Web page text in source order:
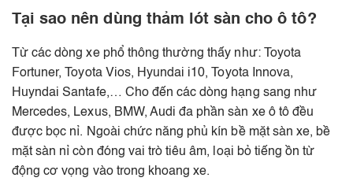
Tại sao nên dùng thảm lót sàn cho ô tô?
Từ các dòng xe phổ thông thường thấy như: Toyota
Fortuner, Toyota Vios, Hyundai i10, Toyota Innova,
Huyndai Santafe,… Cho đến các dòng hạng sang như
Mercedes, Lexus, BMW, Audi đa phần sàn xe ô tô đều
được bọc nỉ. Ngoài chức năng phủ kín bề mặt sàn xe, bề
mặt sàn nỉ còn đóng vai trò tiêu âm, loại bỏ tiếng ồn từ
động cơ vọng vào trong khoang xe.